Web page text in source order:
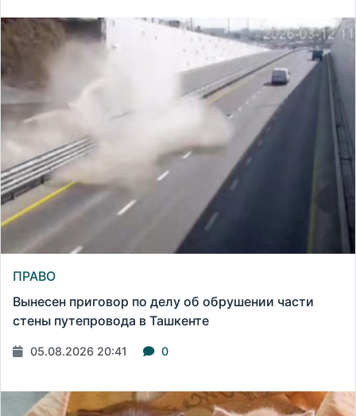
ПРАВО
Вынесен приговор по делу об обрушении части
стены путепровода в Ташкенте
05.08.2026 20:41 0